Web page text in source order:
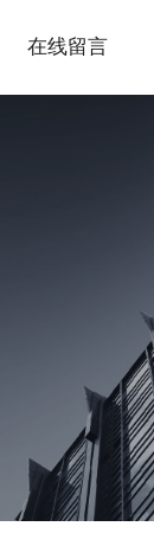
在线留言